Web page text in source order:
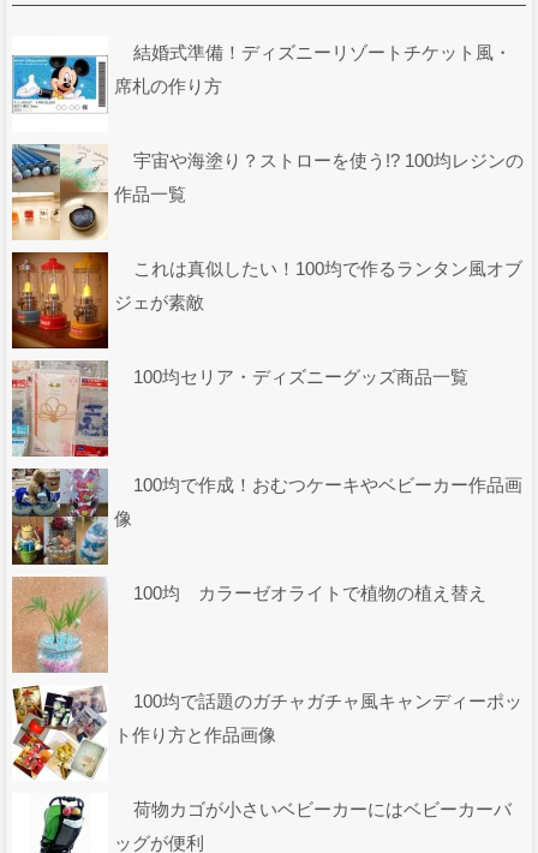
結婚式準備！ディズニーリゾートチケット風・
席札の作り方
宇宙や海塗り？ストローを使う!? 100均レジンの
作品一覧
これは真似したい！100均で作るランタン風オブ
ジェが素敵
100均セリア・ディズニーグッズ商品一覧
100均で作成！おむつケーキやベビーカー作品画
像
100均 カラーゼオライトで植物の植え替え
100均で話題のガチャガチャ風キャンディーポッ
ト作り方と作品画像
荷物カゴが小さいベビーカーにはベビーカーバ
ッグが便利